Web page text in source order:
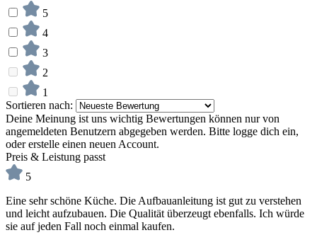
5
4
3
2
1
Sortieren nach:
Deine Meinung ist uns wichtig Bewertungen können nur von
angemeldeten Benutzern abgegeben werden. Bitte logge dich ein,
oder erstelle einen neuen Account.
Preis & Leistung passt
5
Eine sehr schöne Küche. Die Aufbauanleitung ist gut zu verstehen
und leicht aufzubauen. Die Qualität überzeugt ebenfalls. Ich würde
sie auf jeden Fall noch einmal kaufen.